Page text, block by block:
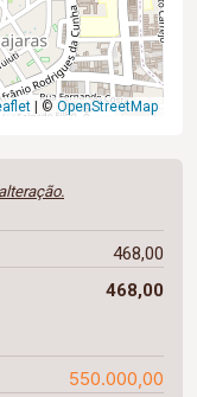
© OpenStreetMap
468,00
468,00
550.000,00